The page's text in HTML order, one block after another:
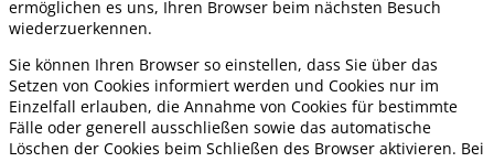
ermöglichen es uns, Ihren Browser beim nächsten Besuch
wiederzuerkennen.
Sie können Ihren Browser so einstellen, dass Sie über das
Setzen von Cookies informiert werden und Cookies nur im
Einzelfall erlauben, die Annahme von Cookies für bestimmte
Fälle oder generell ausschließen sowie das automatische
Löschen der Cookies beim Schließen des Browser aktivieren. Bei